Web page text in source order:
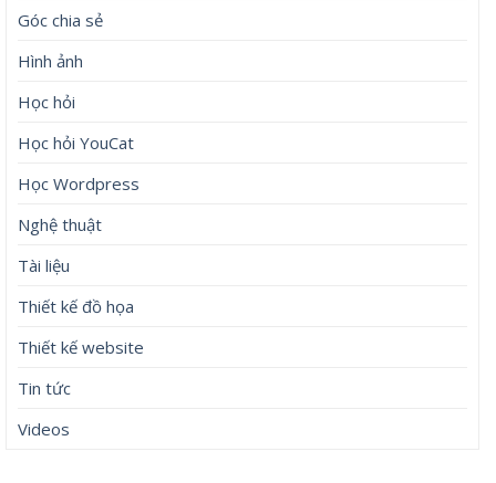
Góc chia sẻ
Hình ảnh
Học hỏi
Học hỏi YouCat
Học Wordpress
Nghệ thuật
Tài liệu
Thiết kế đồ họa
Thiết kế website
Tin tức
Videos